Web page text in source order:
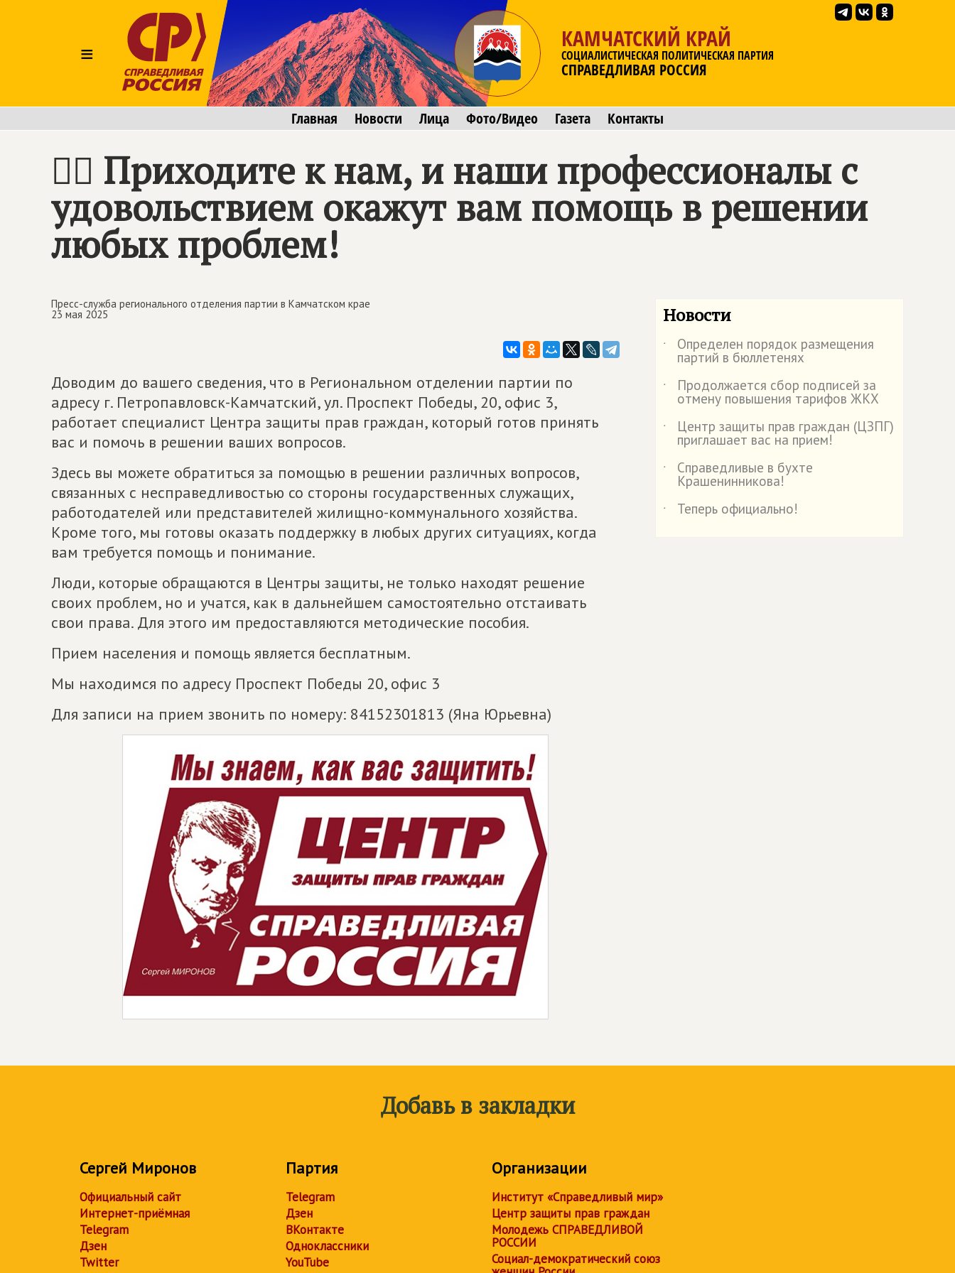
≡
КАМЧАТСКИЙ КРАЙ
СОЦИАЛИСТИЧЕСКАЯ ПОЛИТИЧЕСКАЯ ПАРТИЯ
СПРАВЕДЛИВАЯ РОССИЯ
Главная Новости Лица Фото/Видео Газета Контакты
🚶‍♂️ Приходите к нам, и наши профессионалы с
удовольствием окажут вам помощь в решении
любых проблем!
Пресс-служба регионального отделения партии в Камчатском крае
23 мая 2025
Доводим до вашего сведения, что в Региональном отделении партии по
адресу г. Петропавловск-Камчатский, ул. Проспект Победы, 20, офис 3,
работает специалист Центра защиты прав граждан, который готов принять
вас и помочь в решении ваших вопросов.
Здесь вы можете обратиться за помощью в решении различных вопросов,
связанных с несправедливостью со стороны государственных служащих,
работодателей или представителей жилищно-коммунального хозяйства.
Кроме того, мы готовы оказать поддержку в любых других ситуациях, когда
вам требуется помощь и понимание.
Люди, которые обращаются в Центры защиты, не только находят решение
своих проблем, но и учатся, как в дальнейшем самостоятельно отстаивать
свои права. Для этого им предоставляются методические пособия.
Прием населения и помощь является бесплатным.
Мы находимся по адресу Проспект Победы 20, офис 3
Для записи на прием звонить по номеру: 84152301813 (Яна Юрьевна)
Новости
˙ Определен порядок размещения
партий в бюллетенях
˙
Продолжается сбор подписей за
отмену повышения тарифов ЖКХ
˙
Центр защиты прав граждан (ЦЗПГ)
приглашает вас на прием!
˙
Справедливые в бухте
Крашенинникова!
˙
Теперь официально!
Добавь в закладки
Сергей Миронов
Официальный сайт
Интернет-приёмная
Telegram
Дзен
Twitter
Партия
Telegram
Дзен
ВКонтакте
Одноклассники
YouTube
Организации
Институт «Справедливый мир»
Центр защиты прав граждан
Молодежь СПРАВЕДЛИВОЙ
РОССИИ
Социал-демократический союз